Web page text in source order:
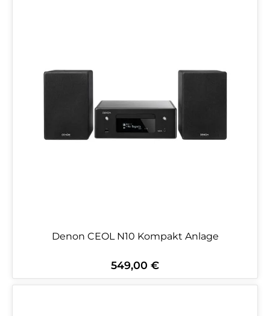
Denon CEOL N10 Kompakt Anlage
Regulärer Preis:
549,00 €